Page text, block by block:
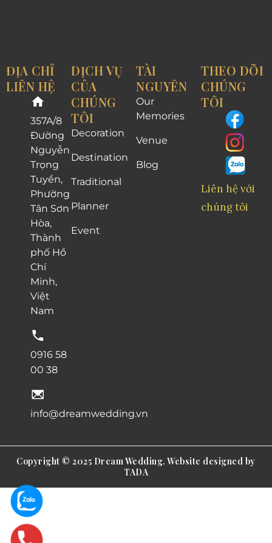
ĐỊA CHỈ
LIÊN HỆ
357A/8
Đường
Nguyễn
Trọng
Tuyển,
Phường
Tân Sơn
Hòa,
Thành
phố Hồ
Chí
Minh,
Việt
Nam
0916 58
00 38
info@dreamwedding.vn
DỊCH VỤ
CỦA
CHÚNG
TÔI
Decoration
Destination
Traditional
Planner
Event
TÀI
NGUYÊN
Our
Memories
Venue
Blog
THEO DÕI
CHÚNG
TÔI
Liên hệ với
chúng tôi
Copyright © 2025 Dream Wedding. Website designed by
TADA